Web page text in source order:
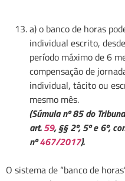
a) o banco de horas
individual escrito,
período máximo de 6
compensação de
individual, tácito ou
mesmo mês.
(Súmula nº 85 do
art.59, §§ 2º, 5º e 6º,
nº467/2017).
O sistema de “banco de